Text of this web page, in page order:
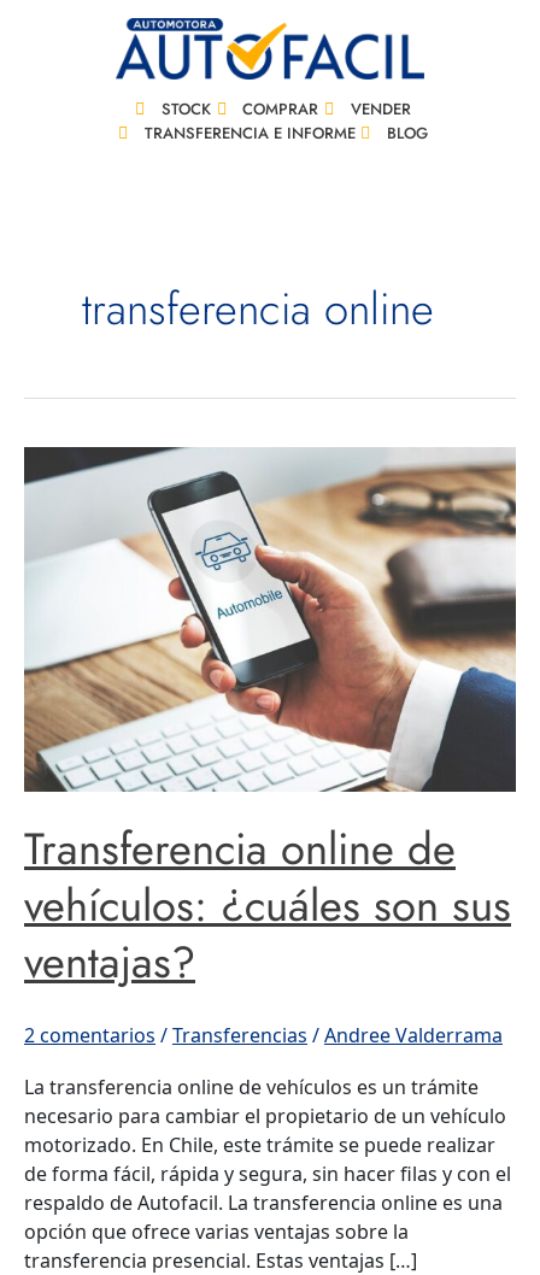
STOCK COMPRAR
VENDER
TRANSFERENCIA E INFORME
BLOG
transferencia online
Transferencia online de
vehículos: ¿cuáles son sus
ventajas?
2 comentarios /Transferencias /Andree Valderrama
La transferencia online de vehículos es un trámite
necesario para cambiar el propietario de un vehículo
motorizado. En Chile, este trámite se puede realizar
de forma fácil, rápida y segura, sin hacer filas y con el
respaldo de Autofacil. La transferencia online es una
opción que ofrece varias ventajas sobre la
transferencia presencial. Estas ventajas […]
Transferencia
online
vehículos:
ventajas?